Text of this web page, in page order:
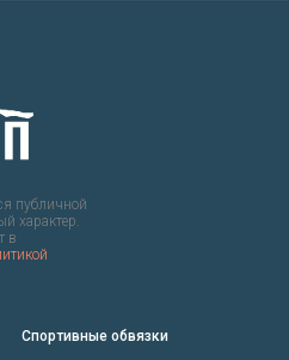
публичной
характер.
в
Спортивные обвязки